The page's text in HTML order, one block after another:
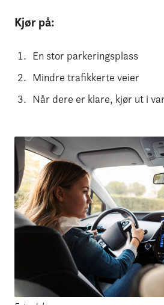
Kjør på:
En stor parkeringsplass
Mindre trafikkerte veier
Når dere er klare, kjør ut i